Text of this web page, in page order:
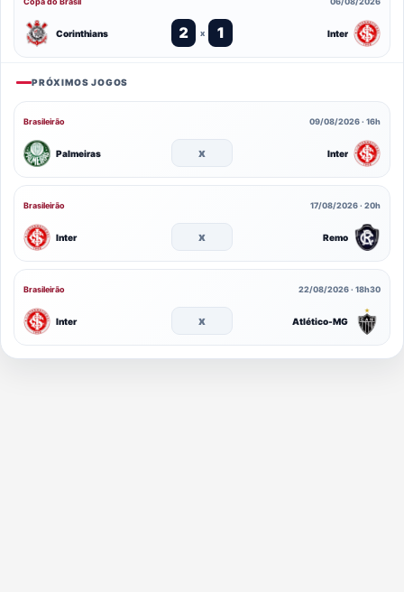
Corinthians 2 x 1 Inter
PRÓXIMOS JOGOS
Brasileirão 09/08/2026 · 16h
Palmeiras x Inter
Brasileirão 17/08/2026 · 20h
Inter x Remo
Brasileirão 22/08/2026 · 18h30
Inter x Atlético-MG